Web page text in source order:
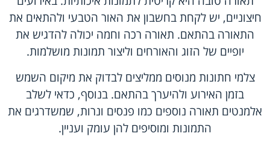
חיצוניים, יש לקחת בחשבון את האור הטבעי ולהתאים את
התאורה בהתאם. תאורה רכה וחמה יכולה להדגיש את
יופיים של הזוג והאורחים וליצור תמונות מושלמות.
צלמי חתונות מנוסים ממליצים לבדוק את מיקום השמש
בזמן האירוע ולהיערך בהתאם. בנוסף, כדאי לשלב
אלמנטים תאורה נוספים כמו פנסים ונרות, שמשדרגים את
התמונות ומוסיפים להן עומק ועניין.